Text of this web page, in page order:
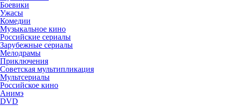
Боевики
Ужасы
Комедии
Музыкальное кино
Российские сериалы
Зарубежные сериалы
Мелодрамы
Приключения
Советская мультипликация
Мультсериалы
Российское кино
Анимэ
DVD